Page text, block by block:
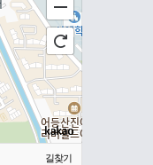
길찾기